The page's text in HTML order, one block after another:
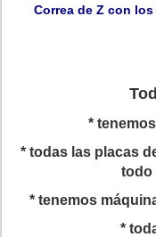
Correa
*
* todas las placas
todo
* tenemos
*